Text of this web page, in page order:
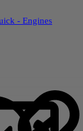
- Engines
RedditPinterestTumblr